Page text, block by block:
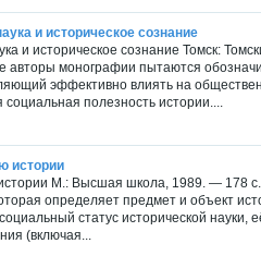
и историческое сознание
и историческое сознание Томск:
монографии пытаются
эффективно влиять на
полезность истории....
истории
М.: Высшая школа, 1989. — 178 с.
определяет предмет и объект
статус исторической науки,
(включая...